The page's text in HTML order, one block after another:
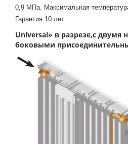
0,9 МПа. Максимальная
Гарантия 10 лет.
Universal» в разрезе,с
боковыми